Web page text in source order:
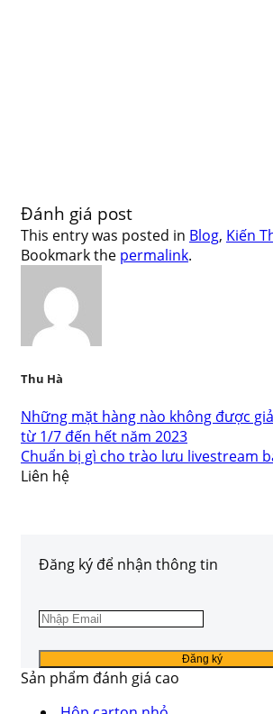
Đánh giá post
This entry was posted in Blog, Kiến
Bookmark the permalink.
Thu Hà
Những mặt hàng nào không được
từ 1/7 đến hết năm 2023
Chuẩn bị gì cho trào lưu livestream
Liên hệ
Đăng ký để nhận thông tin
Sản phẩm đánh giá cao